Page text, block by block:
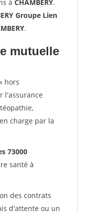
à CHAMBERY.
Groupe Lien
.
mutuelle
hors
l'assurance
charge par la
73000
santé à
des contrats
d'attente ou un